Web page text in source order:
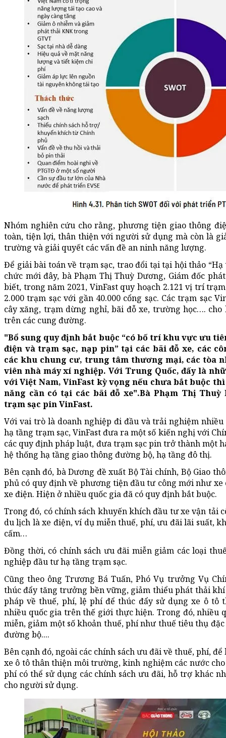
Nhóm nghiên cứu cho rằng, phương tiện giao thông
toàn, tiện lợi, thân thiện với người sử dụng mà còn là
trường và giải quyết các vấn đề an ninh năng lượng.
Để giải bài toán về trạm sạc, trao đổi tại tại hội thảo
chức mới đây, bà Phạm Thị Thuỳ Dương, Giám đốc
biết, trong năm 2021, VinFast quy hoạch 2.121 vị trí
2.000 trạm sạc với gần 40.000 cổng sạc. Các trạm sạc
cây xăng, trạm dừng nghỉ, bãi đỗ xe, trường học….
trên các cung đường.
"Bổ sung quy định bắt buộc “có bố trí khu vực ưu
điện và trạm sạc, nạp pin” tại các bãi đỗ xe, các
các khu chung cư, trung tâm thương mại, các tòa
viên nhà máy xí nghiệp. Với Trung Quốc, đấy là
với Việt Nam, VinFast kỳ vọng nếu chưa bắt buộc
năng cần có tại các bãi đỗ xe".Bà Phạm Thị
trạm sạc pin VinFast.
Với vai trò là doanh nghiệp đi đầu và trải nghiệm
hạ tầng trạm sạc, VinFast đưa ra một số kiến nghị với
các quy định pháp luật, đưa trạm sạc pin trở thành một
hệ thống hạ tầng giao thông đường bộ, hạ tầng đô thị.
Bên cạnh đó, bà Dương đề xuất Bộ Tài chính, Bộ Giao
phủ có quy định về phương tiện đầu tư công mới như
xe điện. Hiện ở nhiều quốc gia đã có quy định bắt buộc.
Trong đó, có chính sách khuyến khích đầu tư xe vận tải
du lịch là xe điện, ví dụ miễn thuế, phí, ưu đãi lãi suất,
cấm…
Đồng thời, có chính sách ưu đãi miễn giảm các loại
nghiệp đầu tư hạ tầng trạm sạc.
Cũng theo ông Trương Bá Tuấn, Phó Vụ trưởng Vụ
thúc đẩy tăng trưởng bền vững, giảm thiểu phát thải
pháp về thuế, phí, lệ phí để thúc đẩy sử dụng xe ô tô
nhiều quốc gia trên thế giới thực hiện. Trong đó, nhiều
miễn, giảm một số khoản thuế, phí như thuế tiêu thụ
đường bộ....
Bên cạnh đó, ngoài các chính sách ưu đãi về thuế, phí,
xe ô tô thân thiện môi trường, kinh nghiệm các nước
phí có thể sử dụng các chính sách ưu đãi, hỗ trợ khác
cho người sử dụng.